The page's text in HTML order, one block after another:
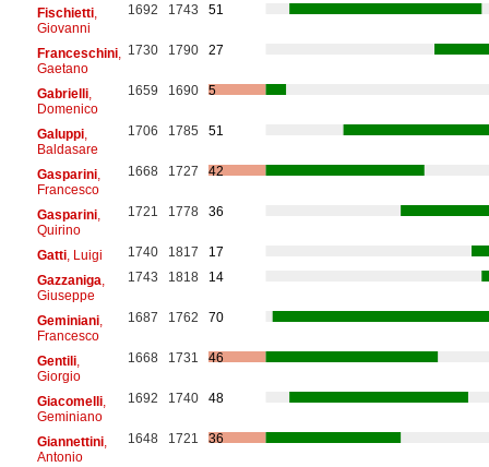
Fischietti,
Giovanni
1692 1743 51
Franceschini,
Gaetano
1730 1790 27
Gabrielli,
Domenico
1659 1690 5
Galuppi,
Baldasare
1706 1785 51
Gasparini,
Francesco
1668 1727 42
Gasparini,
Quirino
1721 1778 36
Gatti, Luigi 1740 1817
17
Gazzaniga
Giuseppe
1743 1818 14
Geminiani,
Francesco
1687 1762 70
Gentili,
Giorgio
1668 1731 46
Giacomelli,
Geminiano
1692 1740 48
Giannettini,
Antonio
1648 1721 36